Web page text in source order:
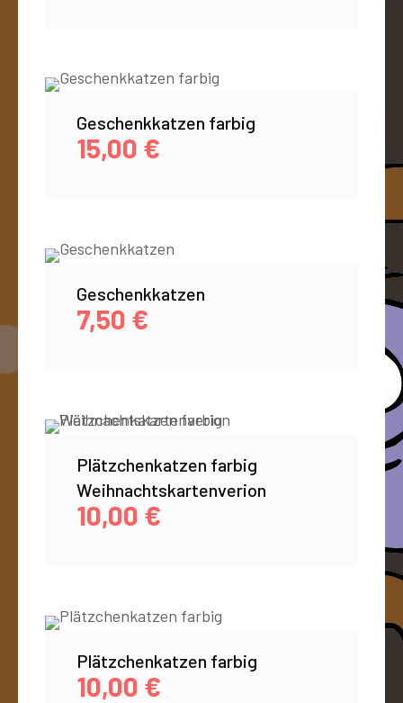
Geschenkkatzen farbig
15,00 €
Geschenkkatzen
7,50 €
Plätzchenkatzen farbig
Weihnachtskartenverion
10,00 €
Plätzchenkatzen farbig
10,00 €